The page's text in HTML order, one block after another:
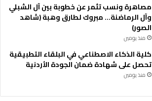
مصاهرة ونسب تثمر عن خطوبة بين آل الشبلي
وآل الرماضنة… مبروك لطارق وهبة (شاهد
الصور)
منذ يومين
كلية الذكاء الاصطناعي في البلقاء التطبيقية
تحصل على شهادة ضمان الجودة الأردنية
منذ يومين